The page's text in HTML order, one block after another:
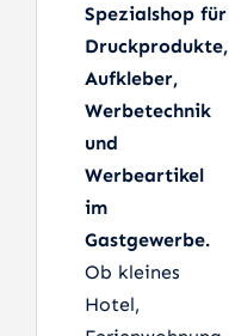
Spezialshop für
Druckprodukte,
Aufkleber,
Werbetechnik
und
Werbeartikel
im
Gastgewerbe.
Ob kleines
Hotel,